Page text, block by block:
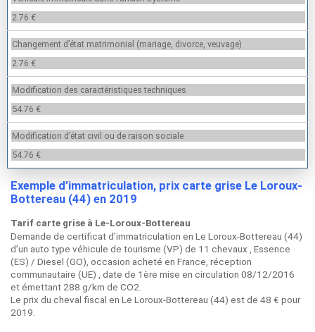
2.76 €
Changement d’état matrimonial (mariage, divorce, veuvage)
2.76 €
Modification des caractéristiques techniques
54.76 €
Modification d’état civil ou de raison sociale
54.76 €
Exemple d’immatriculation, prix carte grise Le Loroux-
Bottereau (44) en 2019
Tarif carte grise à Le-Loroux-Bottereau
Demande de certificat d’immatriculation en Le Loroux-Bottereau (44)
d’un auto type véhicule de tourisme (VP) de 11 chevaux , Essence
(ES) / Diesel (GO), occasion acheté en France, réception
communautaire (UE) , date de 1ère mise en circulation 08/12/2016
et émettant 288 g/km de CO2.
Le prix du cheval fiscal en Le Loroux-Bottereau (44) est de 48 € pour
2019.